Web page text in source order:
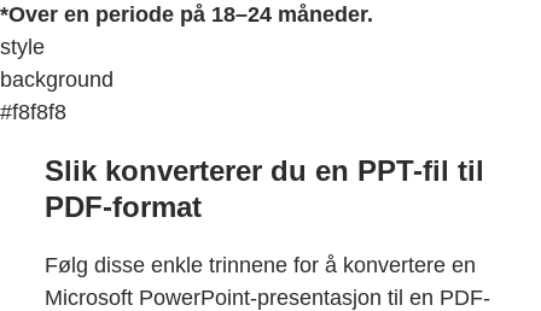
*Over en periode på 18–24 måneder.
style
background
#f8f8f8
Slik konverterer du en PPT-fil til
PDF-format
Følg disse enkle trinnene for å konvertere en
Microsoft PowerPoint-presentasjon til en PDF-